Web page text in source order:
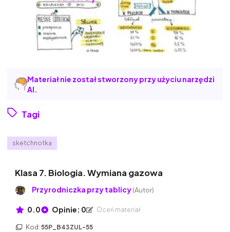
Materiał nie został stworzony przy użyciu narzędzi
AI.
Tagi
sketchnotka
Klasa 7. Biologia. Wymiana gazowa
Przyrodniczka przy tablicy(Autor)
0.0 Opinie: 0 Oceń materiał
Kod: 55P_B43ZUL-55